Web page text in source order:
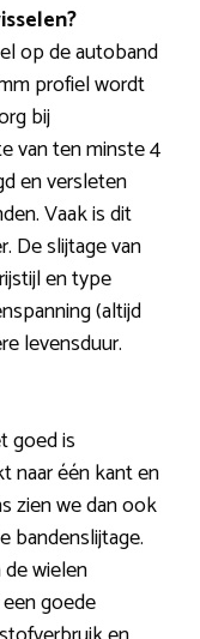
op de autoband
profiel wordt
bij
van ten minste 4
en versleten
Vaak is dit
De slijtage van
en type
(altijd
levensduur.
goed is
naar één kant en
zien we dan ook
bandenslijtage.
wielen
goede